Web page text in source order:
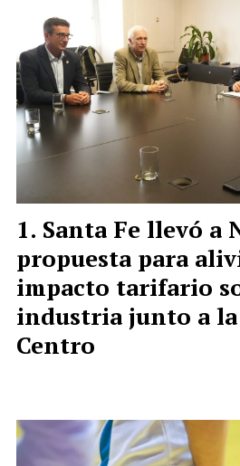
Santa Fe llevó a
propuesta para
impacto tarifario
industria junto a
Centro